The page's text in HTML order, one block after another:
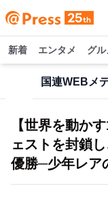
新着 エンタメ グル
国連WEBメ
【世界を動か
ェストを封鎖
優勝─少年レア